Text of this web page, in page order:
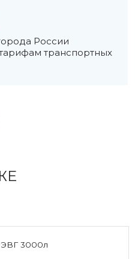
России
транспортных